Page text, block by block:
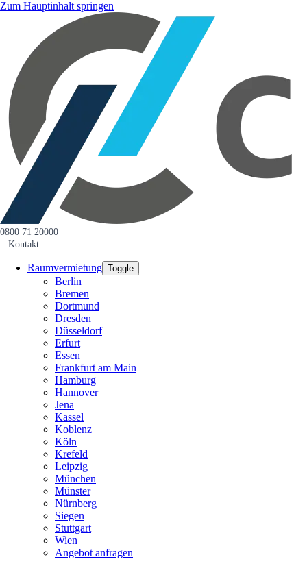
Zum Hauptinhalt springen
0800 71 20000
Kontakt
Raumvermietung Toggle
Berlin
Bremen
Dortmund
Dresden
Düsseldorf
Erfurt
Essen
Frankfurt am Main
Hamburg
Hannover
Jena
Kassel
Koblenz
Köln
Krefeld
Leipzig
München
Münster
Nürnberg
Siegen
Stuttgart
Wien
Angebot anfragen